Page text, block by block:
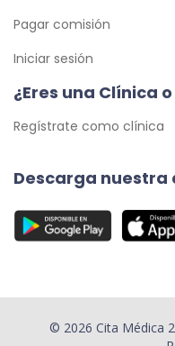
Pagar comisión
Iniciar sesión
¿Eres una Clínica
Regístrate como clínica
Descarga nuestra
© 2026 Cita Médica